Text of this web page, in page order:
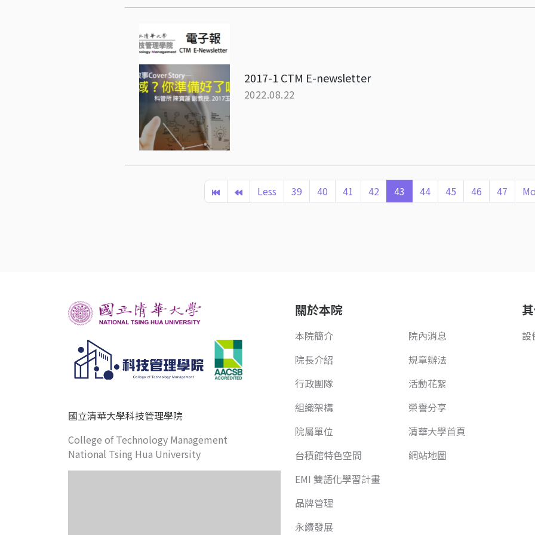
2017-1 CTM E-newsletter
2022.08.22
Less 39 40 41 42 43 44 45 46 47
國立清華大學科技管理學院
College of Technology Management
National Tsing Hua University
關於本院
本院簡介
院長介紹
行政團隊
組織架構
院屬單位
台積館特色空間
EMI 雙語化學習計畫
品牌管理
永續發展
院內消息
規章辦法
活動花絮
榮譽分享
清華大學首頁
網站地圖
設